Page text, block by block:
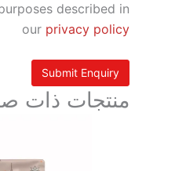
described in
our privacy policy
منتجات ذات